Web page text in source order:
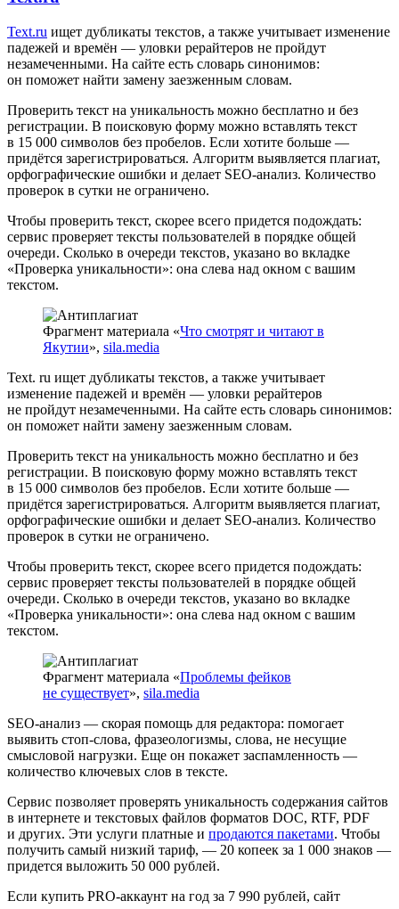
Text.ru ищет дубликаты текстов, а также учитывает изменение
падежей и времён — уловки рерайтеров не пройдут
незамеченными. На сайте есть словарь синонимов:
он поможет найти замену заезженным словам.
Проверить текст на уникальность можно бесплатно и без
регистрации. В поисковую форму можно вставлять текст
в 15 000 символов без пробелов. Если хотите больше —
придётся зарегистрироваться. Алгоритм выявляется плагиат,
орфографические ошибки и делает SEO-анализ. Количество
проверок в сутки не ограничено.
Чтобы проверить текст, скорее всего придется подождать:
сервис проверяет тексты пользователей в порядке общей
очереди. Сколько в очереди текстов, указано во вкладке
«Проверка уникальности»: она слева над окном с вашим
текстом.
Фрагмент материала «Что смотрят и читают в
Якутии», sila.media
Text. ru ищет дубликаты текстов, а также учитывает
изменение падежей и времён — уловки рерайтеров
не пройдут незамеченными. На сайте есть словарь синонимов:
он поможет найти замену заезженным словам.
Проверить текст на уникальность можно бесплатно и без
регистрации. В поисковую форму можно вставлять текст
в 15 000 символов без пробелов. Если хотите больше —
придётся зарегистрироваться. Алгоритм выявляется плагиат,
орфографические ошибки и делает SEO-анализ. Количество
проверок в сутки не ограничено.
Чтобы проверить текст, скорее всего придется подождать:
сервис проверяет тексты пользователей в порядке общей
очереди. Сколько в очереди текстов, указано во вкладке
«Проверка уникальности»: она слева над окном с вашим
текстом.
Фрагмент материала «Проблемы фейков
не существует», sila.media
SEO-анализ — скорая помощь для редактора: помогает
выявить стоп-слова, фразеологизмы, слова, не несущие
смысловой нагрузки. Еще он покажет заспамленность —
количество ключевых слов в тексте.
Сервис позволяет проверять уникальность содержания сайтов
в интернете и текстовых файлов форматов DOC, RTF, PDF
и других. Эти услуги платные и продаются пакетами. Чтобы
получить самый низкий тариф, — 20 копеек за 1 000 знаков —
придется выложить 50 000 рублей.
Если купить PRO-аккаунт на год за 7 990 рублей, сайт